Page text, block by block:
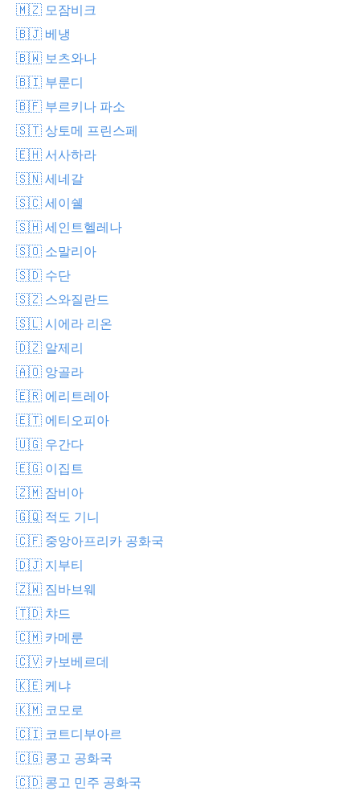
🇲🇿 모잠비크
🇧🇯 베냉
🇧🇼 보츠와나
🇧🇮 부룬디
🇧🇫 부르키나 파소
🇸🇹 상토메 프린스페
🇪🇭 서사하라
🇸🇳 세네갈
🇸🇨 세이쉘
🇸🇭 세인트헬레나
🇸🇴 소말리아
🇸🇩 수단
🇸🇿 스와질란드
🇸🇱 시에라 리온
🇩🇿 알제리
🇦🇴 앙골라
🇪🇷 에리트레아
🇪🇹 에티오피아
🇺🇬 우간다
🇪🇬 이집트
🇿🇲 잠비아
🇬🇶 적도 기니
🇨🇫 중앙아프리카 공화국
🇩🇯 지부티
🇿🇼 짐바브웨
🇹🇩 챠드
🇨🇲 카메룬
🇨🇻 카보베르데
🇰🇪 케냐
🇰🇲 코모로
🇨🇮 코트디부아르
🇨🇬 콩고 공화국
🇨🇩 콩고 민주 공화국